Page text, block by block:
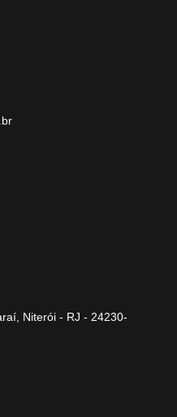
Niterói - RJ - 24230-